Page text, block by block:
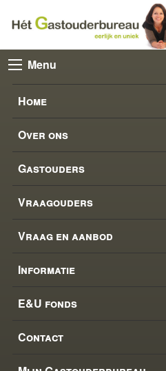
Menu
Home
Over ons
Gastouders
Vraagouders
Vraag en aanbod
Informatie
E&U fonds
Contact